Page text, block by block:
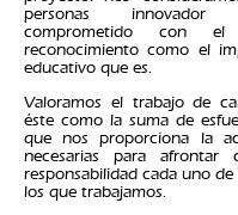
personas
comprometido con
reconocimiento como el
educativo que es.
Valoramos el trabajo de
éste como la suma de
que nos proporciona la
necesarias para afrontar
responsabilidad cada uno
los que trabajamos.